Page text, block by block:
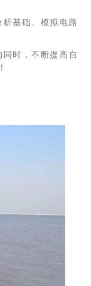
基础、模拟电路
时，不断提高自